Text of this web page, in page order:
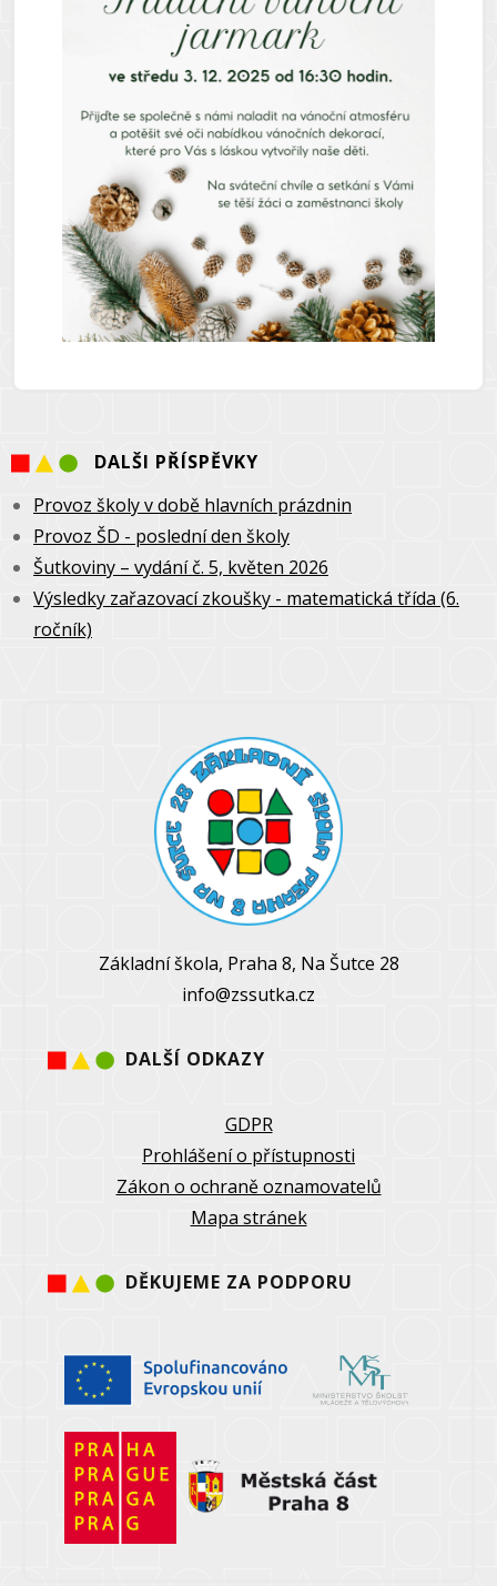
DALŠI PŘÍSPĚVKY
Provoz školy v době hlavních prázdnin
Provoz ŠD - poslední den školy
Šutkoviny – vydání č. 5, květen 2026
Výsledky zařazovací zkoušky - matematická třída (6.
ročník)
Základní škola, Praha 8, Na Šutce 28
info@zssutka.cz
DALŠÍ ODKAZY
GDPR
Prohlášení o přístupnosti
Zákon o ochraně oznamovatelů
Mapa stránek
DĚKUJEME ZA PODPORU